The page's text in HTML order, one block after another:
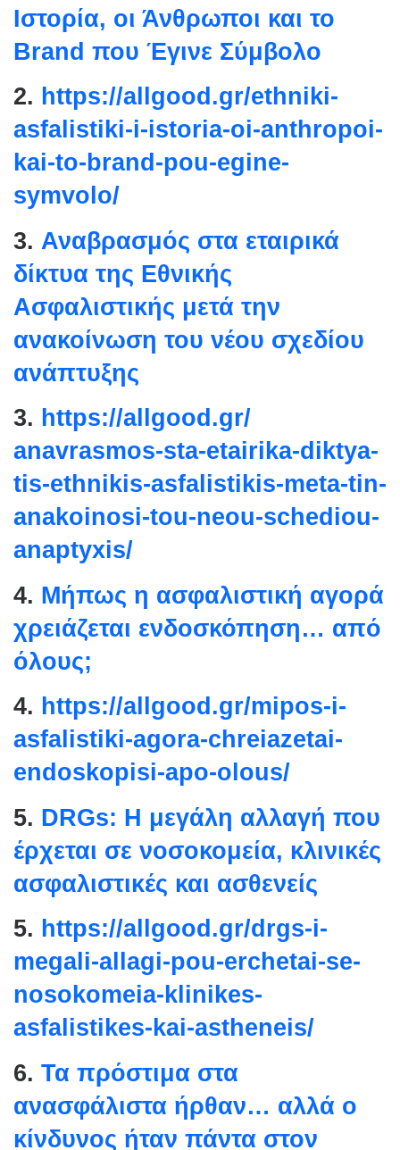
Ιστορία, οι Άνθρωποι και το
Brand που Έγινε Σύμβολο
2. https://allgood.gr/ethniki-
asfalistiki-i-istoria-oi-anthropoi-
kai-to-brand-pou-egine-
symvolo/
3. Αναβρασμός στα εταιρικά
δίκτυα της Εθνικής
Ασφαλιστικής μετά την
ανακοίνωση του νέου σχεδίου
ανάπτυξης
3. https://allgood.gr/
anavrasmos-sta-etairika-diktya-
tis-ethnikis-asfalistikis-meta-tin-
anakoinosi-tou-neou-schediou-
anaptyxis/
4. Μήπως η ασφαλιστική αγορά
χρειάζεται ενδοσκόπηση… από
όλους;
4. https://allgood.gr/mipos-i-
asfalistiki-agora-chreiazetai-
endoskopisi-apo-olous/
5. DRGs: Η μεγάλη αλλαγή που
έρχεται σε νοσοκομεία, κλινικές
ασφαλιστικές και ασθενείς
5. https://allgood.gr/drgs-i-
megali-allagi-pou-erchetai-se-
nosokomeia-klinikes-
asfalistikes-kai-astheneis/
6. Τα πρόστιμα στα
ανασφάλιστα ήρθαν… αλλά ο
κίνδυνος ήταν πάντα στον